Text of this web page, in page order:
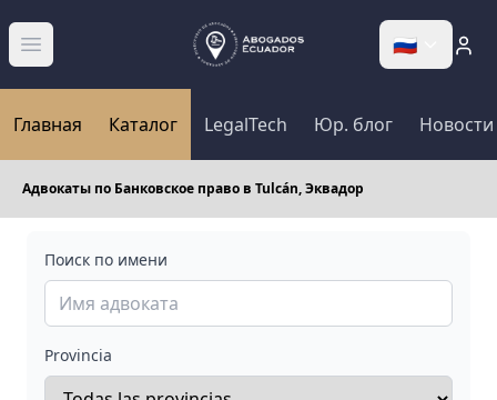
Abrir menú 🇷🇺
Главная Каталог LegalTech Юр. блог Новости
Адвокаты по Банковское право в Tulcán, Эквадор
Поиск по имени
Provincia